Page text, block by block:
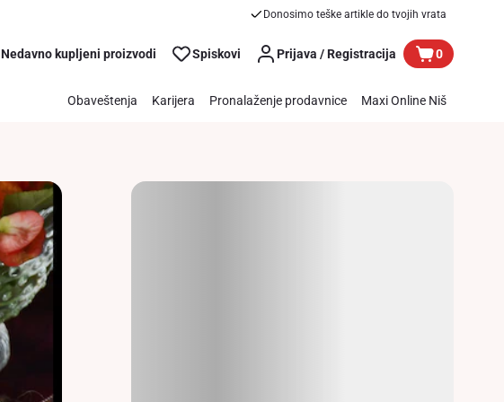
Donosimo teške artikle do tvojih vrata
Nedavno kupljeni proizvodi Spiskovi Prijava / Registracija 0
Obaveštenja Karijera Pronalaženje prodavnice Maxi Online Niš